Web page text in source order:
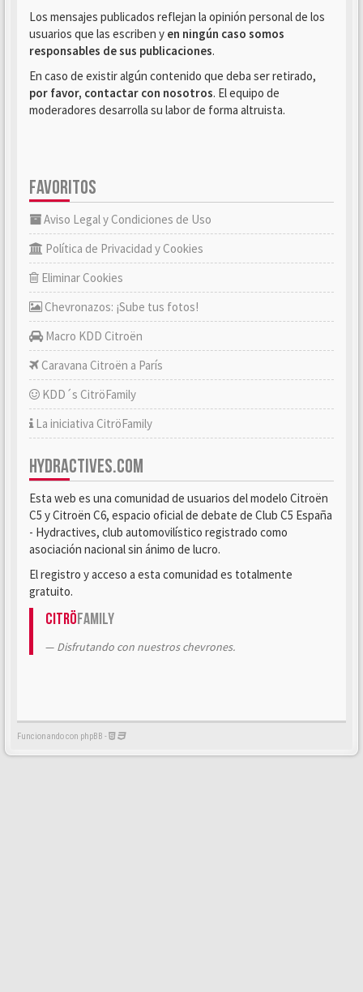
Los mensajes publicados reflejan la opinión personal de los
usuarios que las escriben y en ningún caso somos
responsables de sus publicaciones.
En caso de existir algún contenido que deba ser retirado,
por favor, contactar con nosotros. El equipo de
moderadores desarrolla su labor de forma altruista.
FAVORITOS
Aviso Legal y Condiciones de Uso
Política de Privacidad y Cookies
Eliminar Cookies
Chevronazos: ¡Sube tus fotos!
Macro KDD Citroën
Caravana Citroën a París
KDD´s CitröFamily
La iniciativa CitröFamily
HYDRACTIVES.COM
Esta web es una comunidad de usuarios del modelo Citroën
C5 y Citroën C6, espacio oficial de debate de Club C5 España
- Hydractives, club automovilístico registrado como
asociación nacional sin ánimo de lucro.
El registro y acceso a esta comunidad es totalmente
gratuito.
CitröFamily
Disfrutando con nuestros chevrones.
Funcionando con phpBB -